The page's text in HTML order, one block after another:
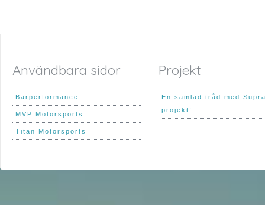
Användbara sidor
Barperformance
MVP Motorsports
Titan Motorsports
Projekt
En samlad tråd med
projekt!